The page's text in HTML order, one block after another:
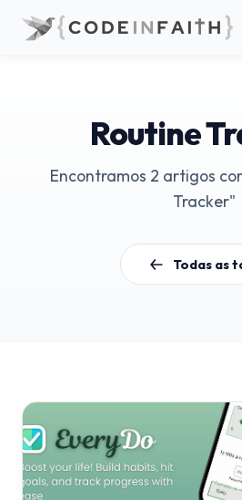
Routine
Encontramos 2 artigos
Tracker"
Todas as